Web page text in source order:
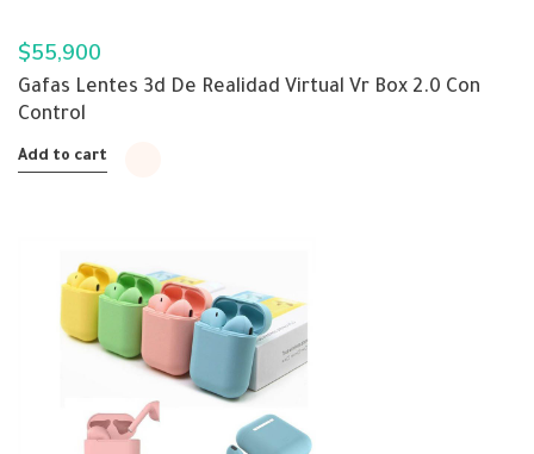
$55,900
Gafas Lentes 3d De Realidad Virtual Vr Box 2.0 Con
Control
Add to cart